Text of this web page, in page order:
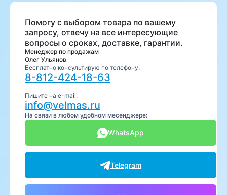
Помогу с выбором товара по вашему
запросу, отвечу на все интересующие
вопросы о сроках, доставке, гарантии.
Менеджер по продажам
Олег Ульянов
Бесплатно консультирую по телефону:
8-812-424-18-63
Пишите на e-mail:
info@velmas.ru
На связи в любом удобном месенджере:
WhatsApp
Telegram